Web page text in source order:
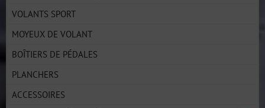
VOLANTS SPORT
MOYEUX DE VOLANT
BOÎTIERS DE PÉDALES
PLANCHERS
ACCESSOIRES